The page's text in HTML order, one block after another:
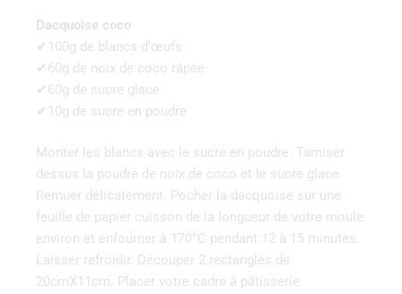
Dacquoise coco
✔100g de blancs d’œufs
✔60g de noix de coco râpée
✔60g de sucre glace
✔10g de sucre en poudre
Monter les blancs avec le sucre en poudre. Tamiser
dessus la poudre de noix de coco et le sucre glace.
Remuer délicatement. Pocher la dacquoise sur une
feuille de papier cuisson de la longueur de votre moule
environ et enfourner à 170°C pendant 12 à 15 minutes.
Laisser refroidir. Découper 2 rectangles de
20cmX11cm. Placer votre cadre à pâtisserie